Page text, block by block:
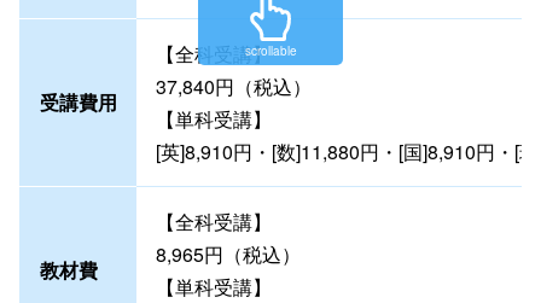
受講費用
【全科受講】
37,840円（税込）
【単科受講】
[英]8,910円・[数]11,880円・[国]8,910円・[
教材費
【全科受講】
8,965円（税込）
【単科受講】
scrollable